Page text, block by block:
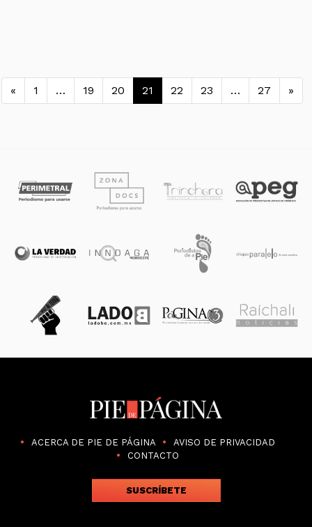
Navegación de entradas
« 1 … 19 20 21 22 23 … 27 »
ACERCA DE PIE DE PÁGINA
AVISO DE PRIVACIDAD
CONTACTO
SUSCRÍBETE